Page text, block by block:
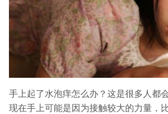
手上起了水泡痒怎么办？这是很多人都
现在手上可能是因为接触较大的力量，